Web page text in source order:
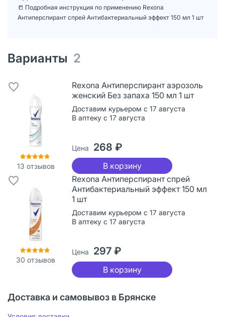
📒 Подробная инструкция по применению Rexona
Антиперспирант спрей Антибактериальный эффект 150 мл 1 шт
Варианты 2
13 отзывов
Rexona Антиперспирант аэрозоль
женский Без запаха 150 мл 1 шт
Доставим курьером с 17 августа
В аптеку с 17 августа
Цена 268 ₽
В корзину
30 отзывов
Rexona Антиперспирант спрей
Антибактериальный эффект 150 мл
1 шт
Доставим курьером с 17 августа
В аптеку с 17 августа
Цена 297 ₽
В корзину
Доставка и самовывоз в Брянске